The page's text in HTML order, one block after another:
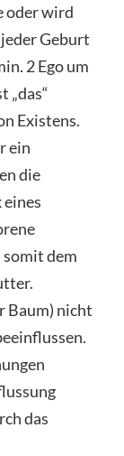
oder wird
Geburt
2 Ego um
„das“
Existens.
ein
die
dem
Baum) nicht
das